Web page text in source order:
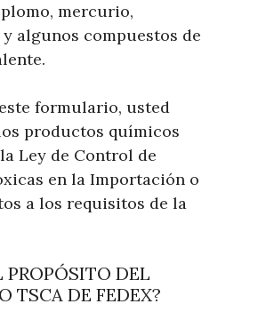
plomo, mercurio,
algunos compuestos de
formulario, usted
productos químicos
Ley de Control de
en la Importación o
a los requisitos de la
PROPÓSITO DEL
TSCA DE FEDEX?